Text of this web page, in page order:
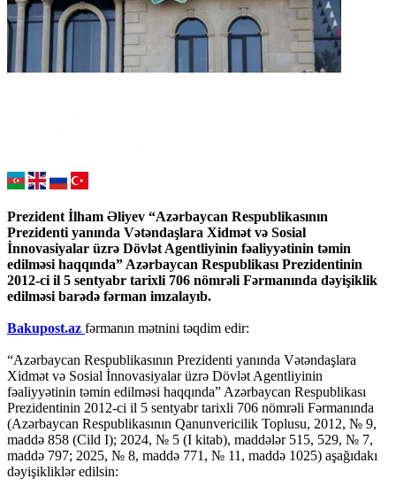
Prezident İlham Əliyev “Azərbaycan Respublikasının
Prezidenti yanında Vətəndaşlara Xidmət və Sosial
İnnovasiyalar üzrə Dövlət Agentliyinin fəaliyyətinin təmin
edilməsi haqqında” Azərbaycan Respublikası Prezidentinin
2012-ci il 5 sentyabr tarixli 706 nömrəli Fərmanında dəyişiklik
edilməsi barədə fərman imzalayıb.
Bakupost.az fərmanın mətnini təqdim edir:
“Azərbaycan Respublikasının Prezidenti yanında Vətəndaşlara
Xidmət və Sosial İnnovasiyalar üzrə Dövlət Agentliyinin
fəaliyyətinin təmin edilməsi haqqında” Azərbaycan Respublikası
Prezidentinin 2012-ci il 5 sentyabr tarixli 706 nömrəli Fərmanında
(Azərbaycan Respublikasının Qanunvericilik Toplusu, 2012, № 9,
maddə 858 (Cild I); 2024, № 5 (I kitab), maddələr 515, 529, № 7,
maddə 797; 2025, № 8, maddə 771, № 11, maddə 1025) aşağıdakı
dəyişikliklər edilsin: